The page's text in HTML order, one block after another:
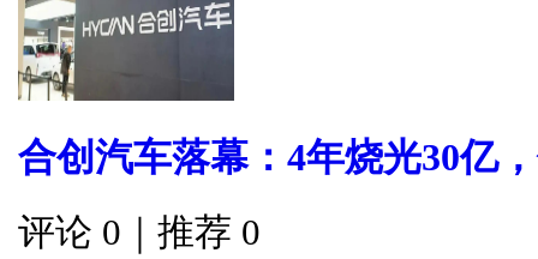
合创汽车落幕：4年烧光30亿
评论 0｜推荐 0